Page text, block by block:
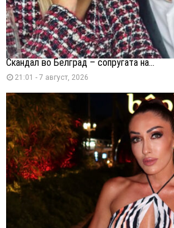
Скандал во Белград – сопругата на...
21:01 - 7 август, 2026